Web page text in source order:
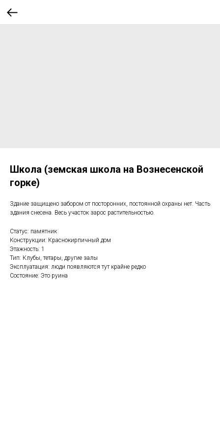
Школа (земская школа на Вознесенской
горке)
Здание защищено забором от посторонних, постоянной охраны нет. Часть
здания снесена. Весь участок зарос растительностью.
Статус: памятник
Конструкции: Краснокирпичный дом
Этажность: 1
Тип: Клубы, тетары, другие залы
Эксплуатация: люди появляются тут крайне редко
Состояние: Это руина